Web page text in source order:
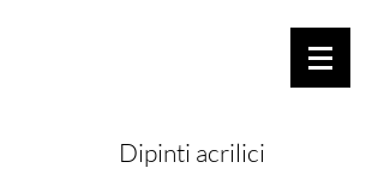
Dipinti acrilici